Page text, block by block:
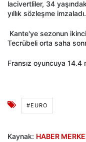
lacivertliler, 34
yıllık sözleşme imzaladı.
Kante'ye sezonun
Tecrübeli orta saha
Fransız oyuncuya 14.4
#EURO
Kaynak: HABER